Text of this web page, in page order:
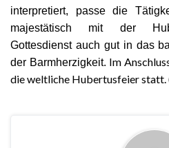
interpretiert, passe die
majestätisch mit der
Gottesdienst auch gut in das
der Barmherzigkeit. Im
die weltliche Hubertusfeier statt.